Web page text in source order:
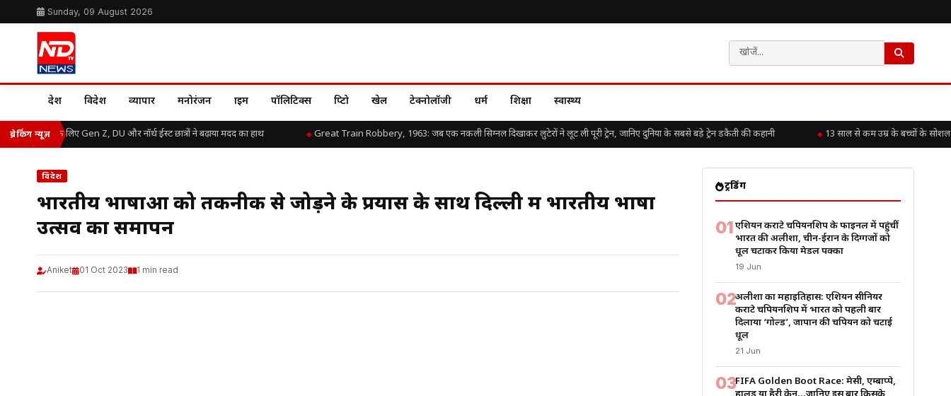
Sunday, 09 August 2026
देश विदेश व्यापार मनोरंजन क्राइम पॉलिटिक्स क्रिप्टो खेल टेक्नोलॉजी धर्म शिक्षा स्वास्थ्य
ब्रेकिंग न्यूज़
बाढ़ राहत के लिए Gen Z, DU और नॉर्थ ईस्ट छात्रों ने बढ़ाया मदद का हाथ Great Train Robbery, 1963: जब एक नकली सिग्नल दिखाकर लुटेरों ने लूट ली पूरी ट्रेन, जानिए दुनिया के सबसे बड़े ट्रेन डकैती की कहानी 13 साल से कम उम्र के बच्चों के सोशल
विदेश
भारतीय भाषाओं को तकनीक से जोड़ने के प्रयास के साथ दिल्ली में भारतीय भाषा
उत्सव का समापन
Aniket 01 Oct 2023 1 min read
ट्रेंडिंग
01एशियन कराटे चैंपियनशिप के फाइनल में पहुंचीं
भारत की अलीशा, चीन-ईरान के दिग्गजों को
धूल चटाकर किया मेडल पक्का
19 Jun
02अलीशा का महाइतिहास: एशियन सीनियर
कराटे चैंपियनशिप में भारत को पहली बार
दिलाया ‘गोल्ड’, जापान की चैंपियन को चटाई
धूल
21 Jun
03FIFA Golden Boot Race: मेसी, एम्बाप्पे,